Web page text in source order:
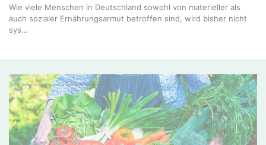
Wie viele Menschen in Deutschland sowohl von materieller als
auch sozialer Ernährungsarmut betroffen sind, wird bisher nicht
sys…